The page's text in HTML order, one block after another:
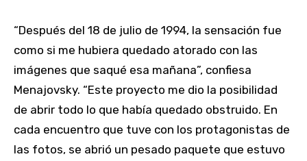
“Después del 18 de julio de 1994, la sensación fue
como si me hubiera quedado atorado con las
imágenes que saqué esa mañana”, confiesa
Menajovsky. “Este proyecto me dio la posibilidad
de abrir todo lo que había quedado obstruido. En
cada encuentro que tuve con los protagonistas de
las fotos, se abrió un pesado paquete que estuvo